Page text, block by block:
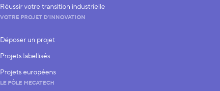
Réussir votre transition industrielle
VOTRE PROJET D’INNOVATION
Déposer un projet
Projets labellisés
Projets européens
LE PÔLE MECATECH